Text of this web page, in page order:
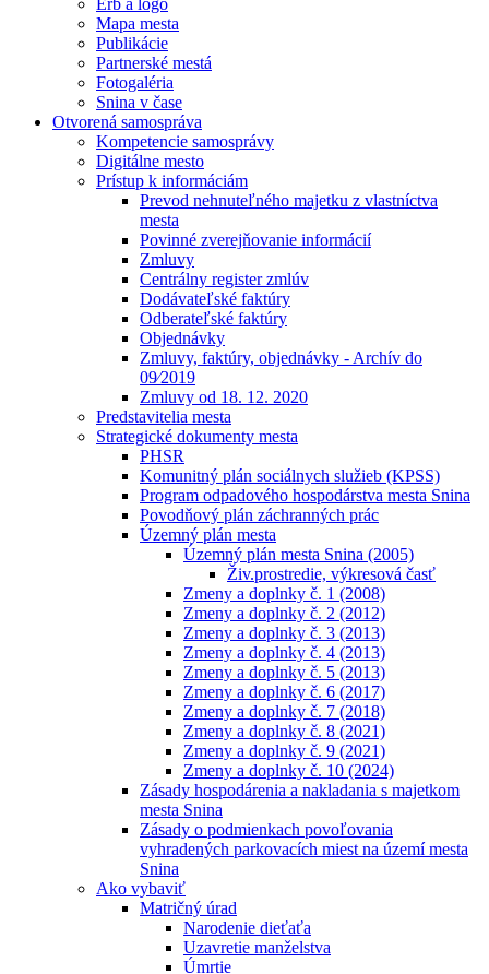
Erb a logo
Mapa mesta
Publikácie
Partnerské mestá
Fotogaléria
Snina v čase
Otvorená samospráva
Kompetencie samosprávy
Digitálne mesto
Prístup k informáciám
Prevod nehnuteľného majetku z vlastníctva
mesta
Povinné zverejňovanie informácií
Zmluvy
Centrálny register zmlúv
Dodávateľské faktúry
Odberateľské faktúry
Objednávky
Zmluvy, faktúry, objednávky - Archív do
09⁄2019
Zmluvy od 18. 12. 2020
Predstavitelia mesta
Strategické dokumenty mesta
PHSR
Komunitný plán sociálnych služieb (KPSS)
Program odpadového hospodárstva mesta Snina
Povodňový plán záchranných prác
Územný plán mesta
Územný plán mesta Snina (2005)
Živ.prostredie, výkresová časť
Zmeny a doplnky č. 1 (2008)
Zmeny a doplnky č. 2 (2012)
Zmeny a doplnky č. 3 (2013)
Zmeny a doplnky č. 4 (2013)
Zmeny a doplnky č. 5 (2013)
Zmeny a doplnky č. 6 (2017)
Zmeny a doplnky č. 7 (2018)
Zmeny a doplnky č. 8 (2021)
Zmeny a doplnky č. 9 (2021)
Zmeny a doplnky č. 10 (2024)
Zásady hospodárenia a nakladania s majetkom
mesta Snina
Zásady o podmienkach povoľovania
vyhradených parkovacích miest na území mesta
Snina
Ako vybaviť
Matričný úrad
Narodenie dieťaťa
Uzavretie manželstva
Úmrtie